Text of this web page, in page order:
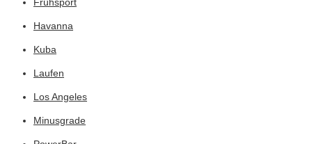
Havanna
Kuba
Laufen
Los Angeles
Minusgrade